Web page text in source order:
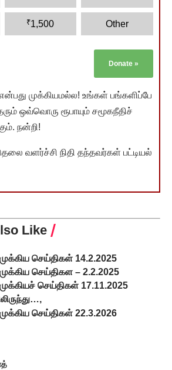
₹1,500 Other
Donate »
முக்கியமல்ல! உங்கள் பங்களிப்பே
ஒவ்வொரு ரூபாயும் சமூகநீதிச்
நன்றி!
வளர்ச்சி நிதி தந்தவர்கள் பட்டியல்
Like
செய்திகள் 14.2.2025
செய்திகள – 2.2.2025
செய்திகள் 17.11.2025
செய்திகள் 22.3.2026